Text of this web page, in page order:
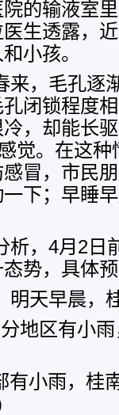
的输液室
生透露，
小孩。
，毛孔逐
闭锁程度
，却能长
觉。在这
冒，市民
一下；早睡
析，4月2日
势，具体
明天早晨，
地区有小
有小雨，桂